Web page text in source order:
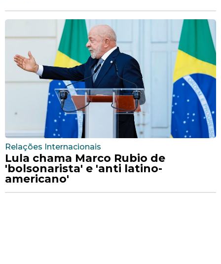
Relações Internacionais
Lula chama Marco Rubio de
'bolsonarista' e 'anti latino-
americano'